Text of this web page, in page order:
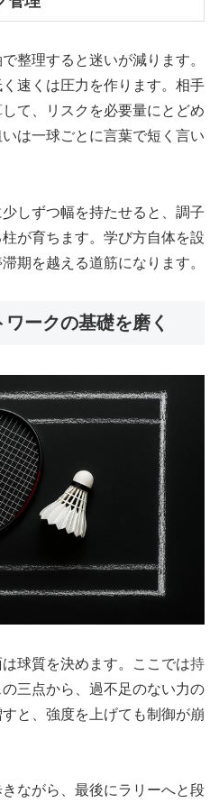
整理すると迷いが減ります。
速くは圧力を作ります。相手
て、リスクを必要量にとどめ
は一球ごとに言葉で短く言い
しずつ幅を持たせると、調子
が育ちます。学び方自体を設
期を越える道筋になります。
ークの基礎を磨く
球質を決めます。ここでは持
の三点から、過不足のない力の
と、強度を上げても制御が崩
ながら、最後にラリーへと段